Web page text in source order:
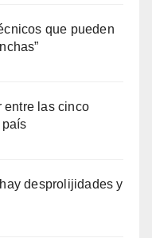
que pueden
entre las cinco
desprolijidades y